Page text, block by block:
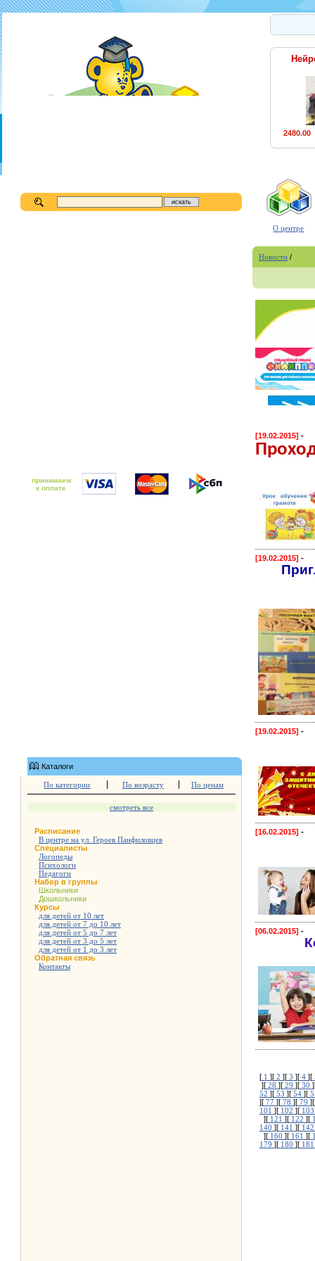
2480.00
принимаем
к оплате
Каталоги
По категории По возрасту По ценам
смотреть все
Расписание
В центре на ул. Героев Панфиловцев
Специалисты
Логопеды
Психологи
Педагоги
Набор в группы
Школьники
Дошкольники
Курсы
для детей от 10 лет
для детей от 7 до 10 лет
для детей от 5 до 7 лет
для детей от 3 до 5 лет
для детей от 1 до 3 лет
Обратная связь
Контакты
О центре
Новости /
[19.02.2015] -
[19.02.2015] -
[19.02.2015] -
[16.02.2015] -
[06.02.2015] -
[ 1 ][ 2 ][ 3 ][ 4 ][
][ 28 ][ 29 ][ 30
52 ][ 53 ][ 54 ][
][ 77 ][ 78 ][ 79 ][
101 ][ 102 ][
][ 121 ][ 122 ][
140 ][ 141 ][
][ 160 ][ 161 ][
179 ][ 180 ][